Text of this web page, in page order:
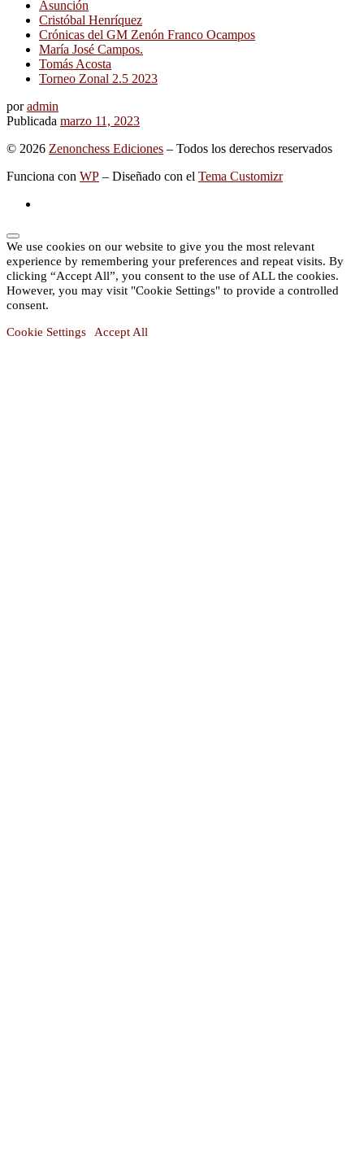
Asunción
Cristóbal Henríquez
Crónicas del GM Zenón Franco Ocampos
María José Campos.
Tomás Acosta
Torneo Zonal 2.5 2023
poradmin
Publicada marzo 11, 2023
© 2026 Zenonchess Ediciones – Todos los derechos reservados
Funciona con WP – Diseñado con el Tema Customizr
We use cookies on our website to give you the most relevant
experience by remembering your preferences and repeat visits. By
clicking “Accept All”, you consent to the use of ALL the cookies.
However, you may visit "Cookie Settings" to provide a controlled
consent.
Cookie Settings Accept All